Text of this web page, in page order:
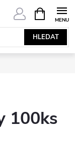
HLEDAT
NÁKUPNÍ
KOŠÍK
100ks